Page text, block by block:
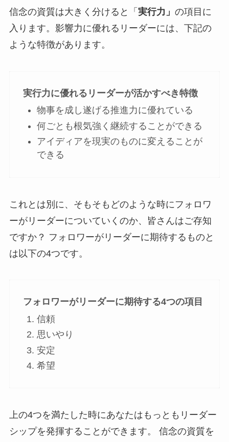
信念の資質は大きく分けると「 実行力」 の項目に
入ります。影響力に優れるリーダーには、下記の
ような特徴があります。
実行力に優れるリーダーが活かすべき特徴
物事を成し遂げる推進力に優れている
何ごとも根気強く継続することができる
アイディアを現実のものに変えることが
できる
これとは別に、そもそもどのような時にフォロワ
ーがリーダーについていくのか、皆さんはご存知
ですか？ フォロワーがリーダーに期待するものと
は以下の4つです。
フォロワーがリーダーに期待する4つの項目
信頼
思いやり
安定
希望
上の4つを満たした時にあなたはもっともリーダー
シップを発揮することができます。 信念の資質を